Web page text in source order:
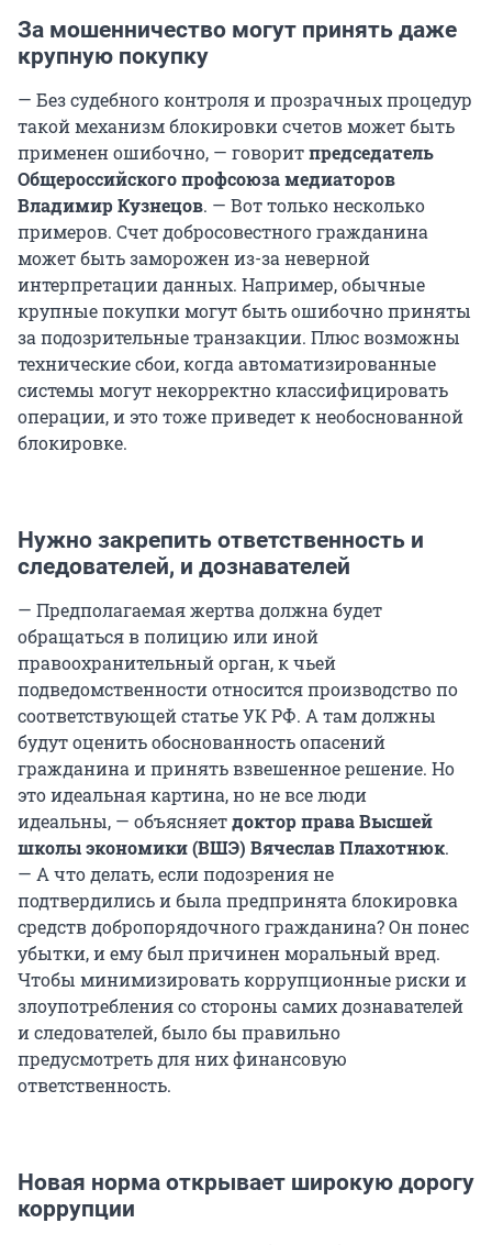
За мошенничество могут принять даже
крупную покупку
— Без судебного контроля и прозрачных процедур
такой механизм блокировки счетов может быть
применен ошибочно, — говоритпредседатель
Общероссийского профсоюза медиаторов
Владимир Кузнецов. — Вот только несколько
примеров. Счет добросовестного гражданина
может быть заморожен из-за неверной
интерпретации данных. Например, обычные
крупные покупки могут быть ошибочно приняты
за подозрительные транзакции. Плюс возможны
технические сбои, когда автоматизированные
системы могут некорректно классифицировать
операции, и это тоже приведет к необоснованной
блокировке.
Нужно закрепить ответственность и
следователей, и дознавателей
— Предполагаемая жертва должна будет
обращаться в полицию или иной
правоохранительный орган, к чьей
подведомственности относится производство по
соответствующей статье УК РФ. А там должны
будут оценить обоснованность опасений
гражданина и принять взвешенное решение. Но
это идеальная картина, но не все люди
идеальны, — объясняетдоктор права Высшей
школы экономики (ВШЭ) Вячеслав Плахотнюк.
— А что делать, если подозрения не
подтвердились и была предпринята блокировка
средств добропорядочного гражданина? Он понес
убытки, и ему был причинен моральный вред.
Чтобы минимизировать коррупционные риски и
злоупотребления со стороны самих дознавателей
и следователей, было бы правильно
предусмотреть для них финансовую
ответственность.
Новая норма открывает широкую дорогу
коррупции